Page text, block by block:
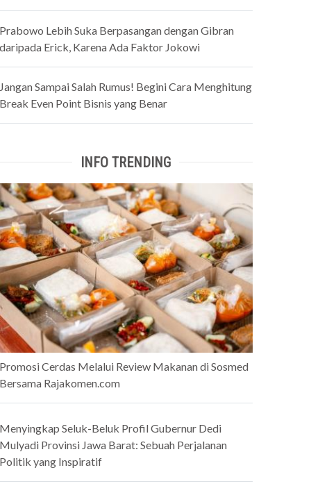
Lebih Suka Berpasangan dengan Gibran
Erick, Karena Ada Faktor Jokowi
Sampai Salah Rumus! Begini Cara Menghitung
Even Point Bisnis yang Benar
INFO TRENDING
Cerdas Melalui Review Makanan di Sosmed
Rajakomen.com
Seluk-Beluk Profil Gubernur Dedi
Provinsi Jawa Barat: Sebuah Perjalanan
yang Inspiratif